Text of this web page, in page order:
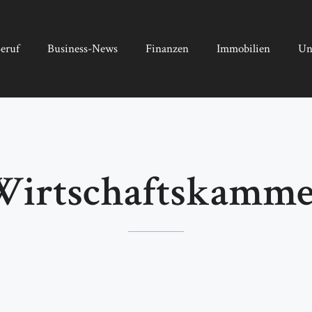
Business-News Finanzen Immobilien